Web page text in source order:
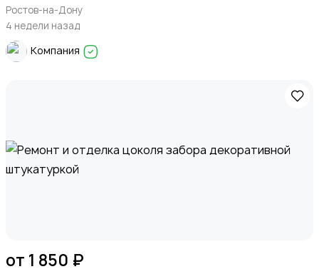
Ростов-на-Дону
4 недели назад
Компания
от 1 850 ₽